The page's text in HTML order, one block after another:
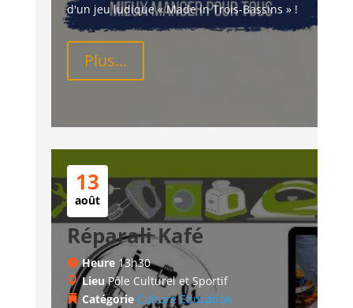
d'un jeu ludique « Made in Trois-Bassins » !
Plus...
13
août
Réparali Kafé
Heure 13h30
LieuPôle Culturel et Sportif
Catégorie Culture Education